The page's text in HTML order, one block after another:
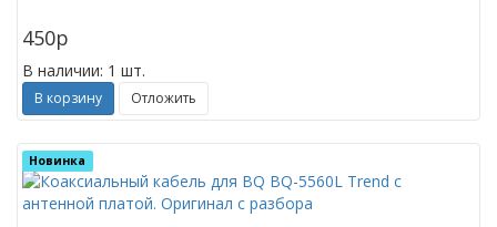
450p
В наличии: 1 шт.
В корзину Отложить
Новинка